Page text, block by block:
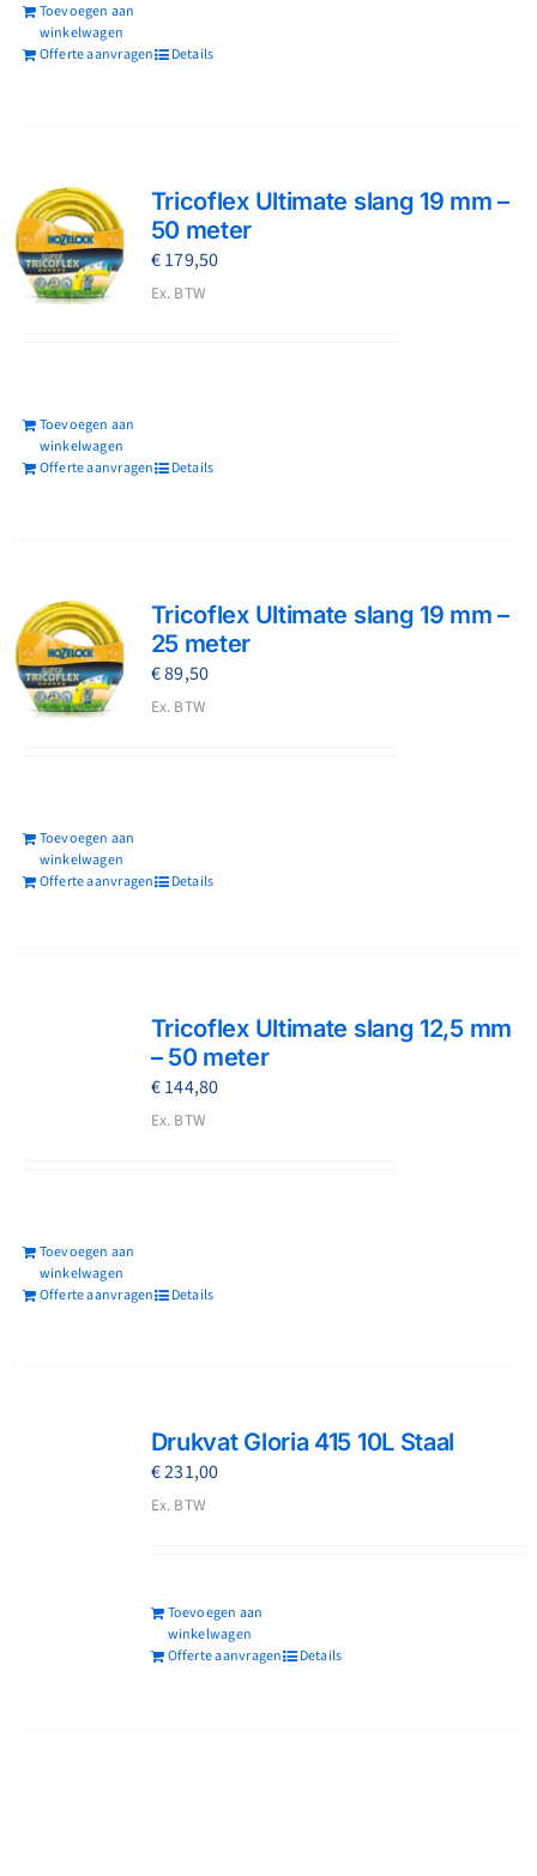
Toevoegen aan
winkelwagen
Offerte aanvragen
Details
Tricoflex Ultimate slang 19 mm –
50 meter
€179,50
Ex. BTW
Toevoegen aan
winkelwagen
Offerte aanvragen
Details
Tricoflex Ultimate slang 19 mm –
25 meter
€89,50
Ex. BTW
Toevoegen aan
winkelwagen
Offerte aanvragen
Details
Tricoflex Ultimate slang 12,5 mm
– 50 meter
€144,80
Ex. BTW
Toevoegen aan
winkelwagen
Offerte aanvragen
Details
Drukvat Gloria 415 10L Staal
€231,00
Ex. BTW
Toevoegen aan
winkelwagen
Offerte aanvragen
Details